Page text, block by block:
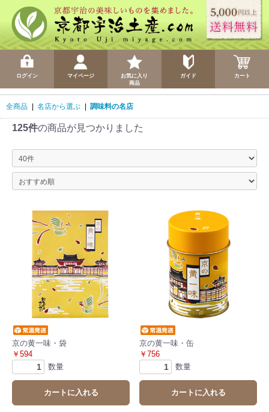
ログイン マイページ
お気に入り
商品
ガイド カート
全商品 名店から選ぶ 調味料の名店
125件の商品が見つかりました
京の黄一味・袋
￥594
数量
カートに入れる
京の黄一味・缶
￥756
数量
カートに入れる